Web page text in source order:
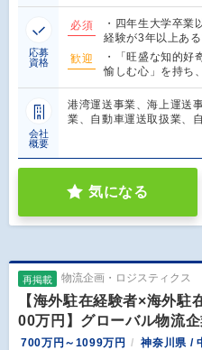
応募
資格
必須
・四年生大学卒業
経験が3年以上
歓迎
・「旺盛な知的好
愉しむ心」を持ち
会社
概要
港湾運送事業、海上運送
業、自動車運送取扱業、
気になる
再掲載 物流企画・ロジスティクス
【海外駐在経験者×海外
00万円】グローバル物流
700万円～1099万円
神奈川県 /